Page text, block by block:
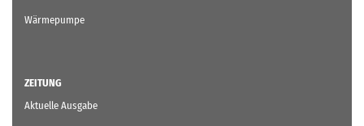
Wärmepumpe
ZEITUNG
Aktuelle Ausgabe